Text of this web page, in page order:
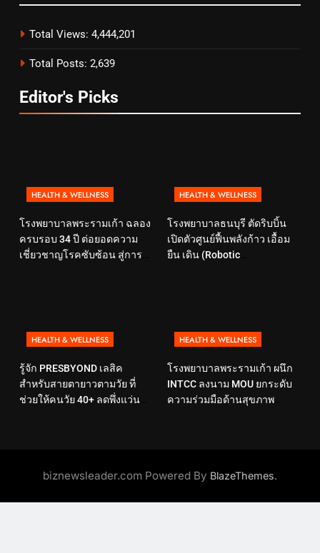
Total Views: 4,444,201
Total Posts: 2,639
Editor's Picks
HEALTH & WELLNESS
โรงพยาบาลพระรามเก้า ฉลอง
ครบรอบ 34 ปี ต่อยอดความ
เชี่ยวชาญโรคซับซ้อน สู่การ
HEALTH & WELLNESS
โรงพยาบาลธนบุรี ตัดริบบิ้น
เปิดตัวศูนย์ฟื้นพลังก้าว เอื้อม
ยืน เดิน (Robotic
HEALTH & WELLNESS
รู้จัก PRESBYOND เลสิค
สำหรับสายตายาวตามวัย ที่
ช่วยให้คนวัย 40+ ลดพึ่งแว่น
HEALTH & WELLNESS
โรงพยาบาลพระรามเก้า ผนึก
INTCC ลงนาม MOU ยกระดับ
ความร่วมมือด้านสุขภาพ
biznewsleader.com Powered By BlazeThemes.